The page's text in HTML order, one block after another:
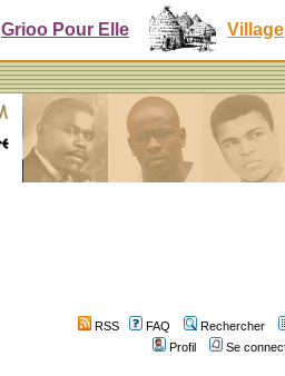
Grioo Pour Elle Village
RSS FAQ
Rechercher
Profil
Se